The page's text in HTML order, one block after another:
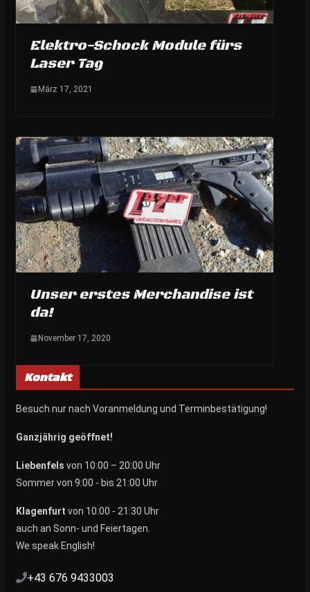
Elektro-Schock Module fürs
Laser Tag
März 17, 2021
Unser erstes Merchandise ist
da!
November 17, 2020
Kontakt
Besuch nur nach Voranmeldung und Terminbestätigung!
Ganzjährig geöffnet!
Liebenfels von 10:00 – 20:00 Uhr
Sommer von 9:00 - bis 21:00 Uhr
Klagenfurt von 10:00 - 21:30 Uhr
auch an Sonn- und Feiertagen.
We speak English!
+43 676 9433003